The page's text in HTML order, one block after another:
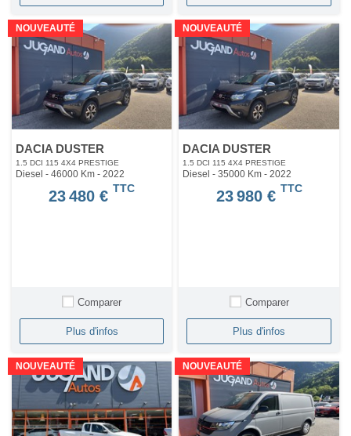
NOUVEAUTÉ
DACIA DUSTER
1.5 DCI 115 4X4 PRESTIGE
Diesel - 46000 Km - 2022
23 480 € TTC
Comparer
Plus d'infos
NOUVEAUTÉ
DACIA DUSTER
1.5 DCI 115 4X4 PRESTIGE
Diesel - 35000 Km- 2022
23 980 € TTC
Comparer
Plus d'infos
NOUVEAUTÉ NOUVEAUTÉ